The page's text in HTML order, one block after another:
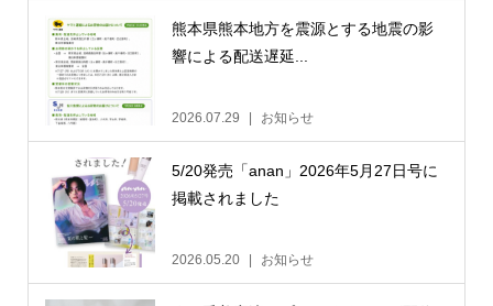
熊本県熊本地方を震源とする地震の影
響による配送遅延...
2026.07.29 お知らせ
5/20発売「anan」2026年5月27日号に
掲載されました
2026.05.20 お知らせ